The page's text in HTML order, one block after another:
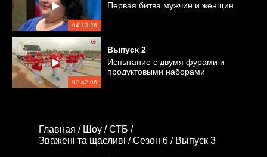
04:13:26
Первая битва мужчин и женщин
02:42:06
Выпуск 2
Испытание с двумя фурами и
продуктовыми наборами
Главная / Шоу /СТБ /
Зважені та щасливі /Сезон 6 / Выпуск 3